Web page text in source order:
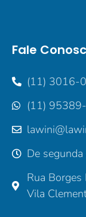
Fale
(11) 3016-
(11)
De
Rua
Vila